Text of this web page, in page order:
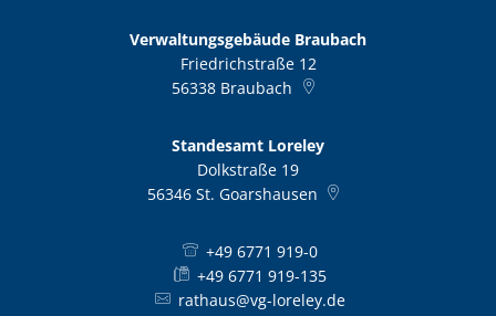
Verwaltungsgebäude Braubach
Friedrichstraße 12
56338 Braubach
Standesamt Loreley
Dolkstraße 19
56346 St. Goarshausen
+49 6771 919-0
+49 6771 919-135
rathaus@vg-loreley.de